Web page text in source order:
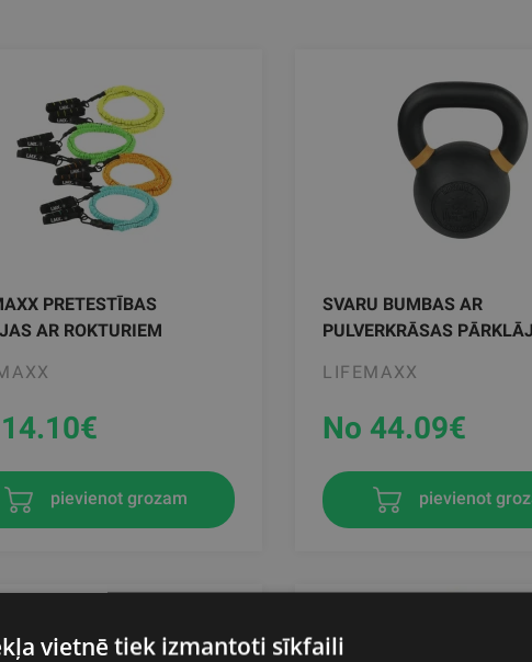
PRETESTĪBAS
AR ROKTURIEM
€
pievienot grozam
SVARU BUMBAS AR
PULVERKRĀSAS
LIFEMAXX
No 44.09€
pievienot
vietnē tiek izmantoti sīkfaili